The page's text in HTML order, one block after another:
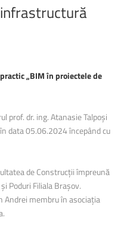
infrastructură
„BIM în proiectele de
prof. dr. ing. Atanasie Talpoși
data 05.06.2024 începând cu
de Construcții împreună
Poduri Filiala Brașov.
Andrei membru în asociația